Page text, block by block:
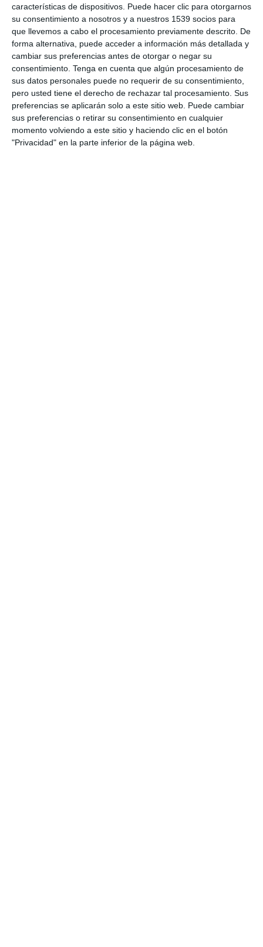
características de dispositivos. Puede hacer clic para otorgarnos
su consentimiento a nosotros y a nuestros 1539 socios para
que llevemos a cabo el procesamiento previamente descrito. De
forma alternativa, puede acceder a información más detallada y
cambiar sus preferencias antes de otorgar o negar su
consentimiento. Tenga en cuenta que algún procesamiento de
sus datos personales puede no requerir de su consentimiento,
pero usted tiene el derecho de rechazar tal procesamiento. Sus
preferencias se aplicarán solo a este sitio web. Puede cambiar
sus preferencias o retirar su consentimiento en cualquier
momento volviendo a este sitio y haciendo clic en el botón
"Privacidad" en la parte inferior de la página web.
FORMAS DE COLABORAR:
------------------------------------------
• BIZUM: 673-134634
• PATREON:
https://www.patreon.com/nurparatodos
• MEMBRESIA YOUTUBE:
https://www.youtube.com/channel/
• PAYPAL:https://www.paypal.com/paypalme/nptmediatv
------------------------------------------
MIS TIENDAS:
------------------------------------------
• TEESPRING:https://nur-para-todos.creator-spring.com/
Por favor, inicia sesión para comentar
0COMENTARIOS